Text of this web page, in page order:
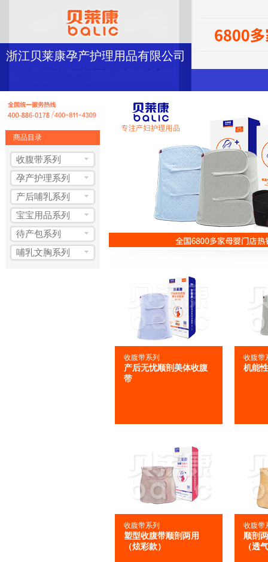
浙江贝莱康孕产护理用品有限公司
商品目录
收腹带系列
孕产护理系列
产后哺乳系列
宝宝用品系列
待产包系列
哺乳文胸系列
收腹带系列
产后无忧顺剖美体收腹
带
收腹带
机能
收腹带系列
塑型收腹带顺剖两用
（炫彩款）
收腹带
顺剖
（透